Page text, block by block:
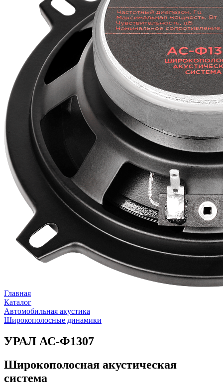
Главная
Каталог
Автомобильная акустика
Широкополосные динамики
УРАЛ АС-Ф1307
Широкополосная акустическая
система